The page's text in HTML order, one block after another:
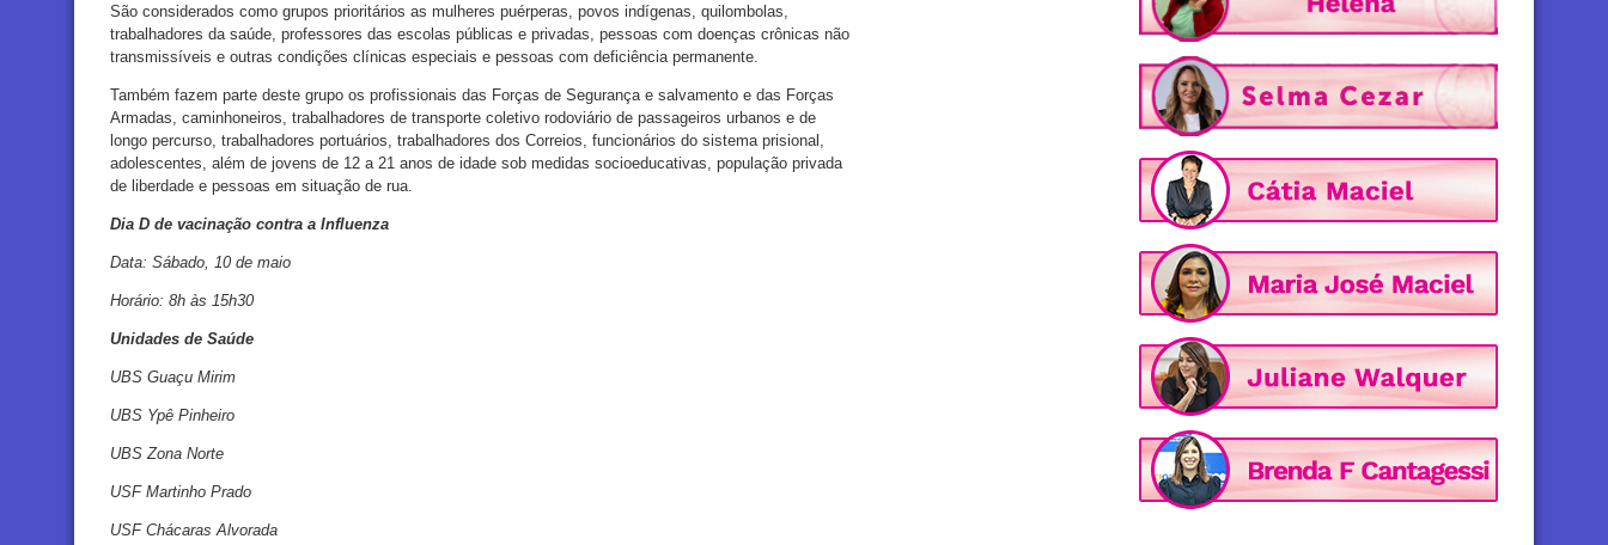
São considerados como grupos prioritários as mulheres puérperas, povos indígenas, quilombolas,
trabalhadores da saúde, professores das escolas públicas e privadas, pessoas com doenças crônicas não
transmissíveis e outras condições clínicas especiais e pessoas com deficiência permanente.
Também fazem parte deste grupo os profissionais das Forças de Segurança e salvamento e das Forças
Armadas, caminhoneiros, trabalhadores de transporte coletivo rodoviário de passageiros urbanos e de
longo percurso, trabalhadores portuários, trabalhadores dos Correios, funcionários do sistema prisional,
adolescentes, além de jovens de 12 a 21 anos de idade sob medidas socioeducativas, população privada
de liberdade e pessoas em situação de rua.
Dia D de vacinação contra a Influenza
Data: Sábado, 10 de maio
Horário: 8h às 15h30
Unidades de Saúde
UBS Guaçu Mirim
UBS Ypê Pinheiro
UBS Zona Norte
USF Martinho Prado
USF Chácaras Alvorada